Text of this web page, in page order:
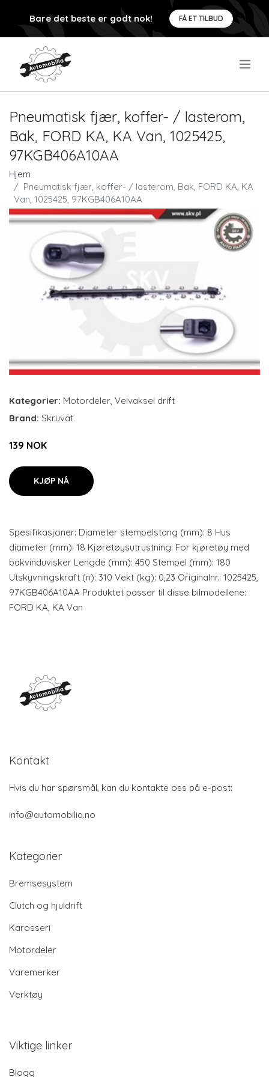
Bare det beste er godt nok! FÅ ET TILBUD
Pneumatisk fjær, koffer- / lasterom,
Bak, FORD KA, KA Van, 1025425,
97KGB406A10AA
Hjem
Pneumatisk fjær, koffer- / lasterom, Bak, FORD KA, KA
Van, 1025425, 97KGB406A10AA
Kategorier: Motordeler, Veivaksel drift
Brand: Skruvat
139 NOK
KJØP NÅ
Spesifikasjoner: Diameter stempelstang (mm): 8 Hus
diameter (mm): 18 Kjøretøysutrustning: For kjøretøy med
bakvinduvisker Lengde (mm): 450 Stempel (mm): 180
Utskyvningskraft (n): 310 Vekt (kg): 0,23 Originalnr.: 1025425,
97KGB406A10AA Produktet passer til disse bilmodellene:
FORD KA, KA Van
Kontakt
Hvis du har spørsmål, kan du kontakte oss på e-post:
info@automobilia.no
Kategorier
Bremsesystem
Clutch og hjuldrift
Karosseri
Motordeler
Varemerker
Verktøy
Viktige linker
Blogg